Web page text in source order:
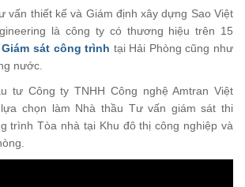
vấn thiết kế và Giám định xây dựng Sao Việt
là công ty có thương hiệu trên 15
Giám sát công trình tại Hải Phòng cũng như
nước.
tư Công ty TNHH Công nghệ Amtran Việt
chọn làm Nhà thầu Tư vấn giám sát thi
trình Tòa nhà tại Khu đô thị công nghiệp và